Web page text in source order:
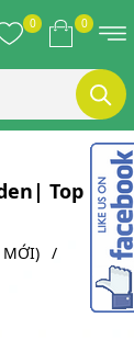
0 0
Top Cây
MỚI)